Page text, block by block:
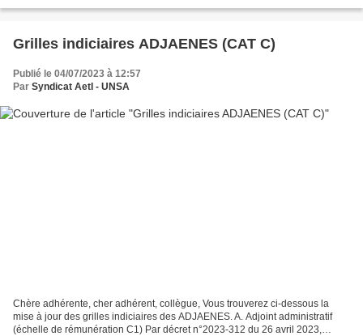
Grilles indiciaires ADJAENES (CAT C)
Publié le 04/07/2023 à 12:57
Par Syndicat AetI - UNSA
Chère adhérente, cher adhérent, collègue, Vous trouverez ci-dessous la
mise à jour des grilles indiciaires des ADJAENES. A. Adjoint administratif
(échelle de rémunération C1) Par décret n°2023-312 du 26 avril 2023,